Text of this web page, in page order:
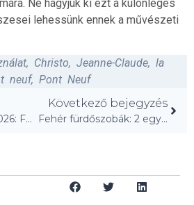
Ne hagyjuk ki ezt a különleges
lehessünk ennek a művészeti
, Christo, Jeanne-Claude, la
neuf, Pont Neuf
A’ Design Award 2026: Fedezd fel a nyertes projekteket!
Következő bejegyzés
Fehér fürdőszobák: 2 egyszerű csere, merész átalakulás!